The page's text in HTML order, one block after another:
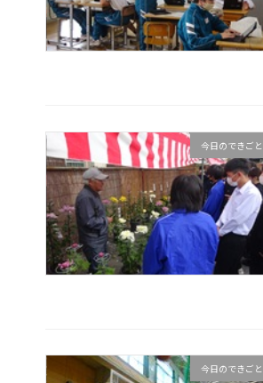
今日のできごと
今日のできごと